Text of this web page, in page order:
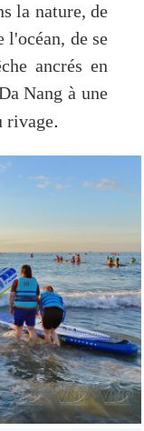
la nature, de
l'océan, de se
ancrés en
Nang à une
rivage.